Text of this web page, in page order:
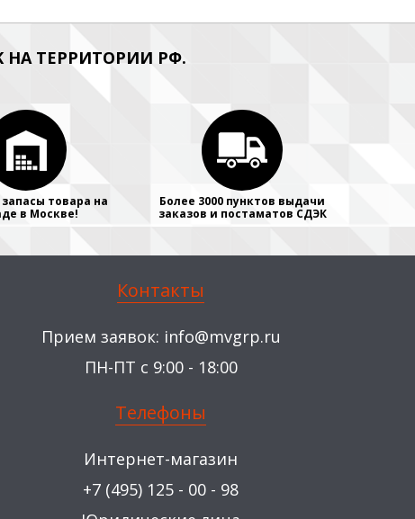
НА ТЕРРИТОРИИ РФ.
товара на
в Москве!
Более 3000 пунктов выдачи
заказов и постаматов СДЭК
Контакты
Прием заявок: info@mvgrp.ru
ПН-ПТ с 9:00 - 18:00
Телефоны
Интернет-магазин
+7 (495) 125 - 00 - 98